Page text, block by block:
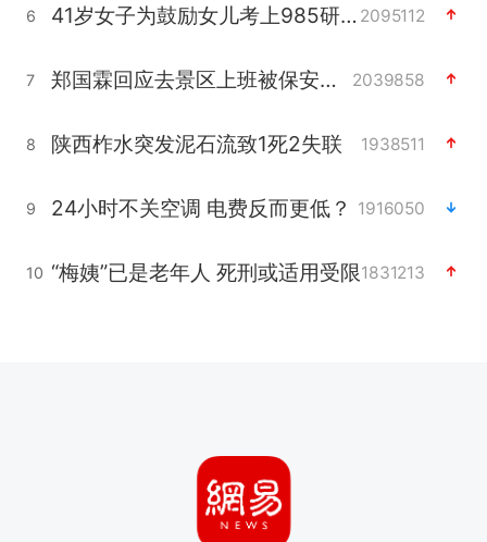
6 41岁女子为鼓励女儿考上985研究生 2095112
7 郑国霖回应去景区上班被保安拦下 2039858
8 陕西柞水突发泥石流致1死2失联 1938511
9 24小时不关空调 电费反而更低？ 1916050
10 “梅姨”已是老年人 死刑或适用受限1831213